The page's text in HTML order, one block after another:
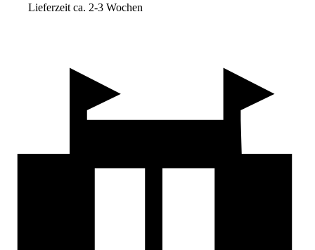
Lieferzeit ca. 2-3 Wochen